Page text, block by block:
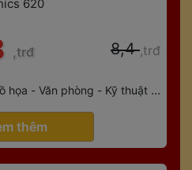
620
,trđ 8,4 ,trđ
họa - Văn phòng - Kỹ thuật -
thêm